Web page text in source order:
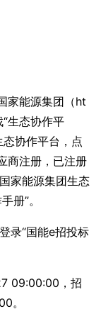
家能源集团（ht
生态协作平
协作平台，点
商注册，已注册
家能源集团生态
册”。
录“国能e招投标
09:00:00，招
。